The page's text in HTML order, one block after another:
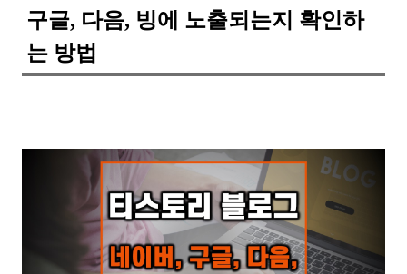
구글, 다음, 빙에 노출되는지 확인하
는 방법